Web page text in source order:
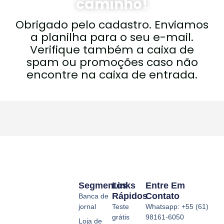
caminho!
Obrigado pelo cadastro. Enviamos
a planilha para o seu e-mail.
Verifique também a caixa de
spam ou promoções caso não
encontre na caixa de entrada.
Links
Rápidos
Teste
grátis
Segmentos
Banca de
jornal
Loja de
Entre Em
Contato
Whatsapp: +55 (61)
98161-6050